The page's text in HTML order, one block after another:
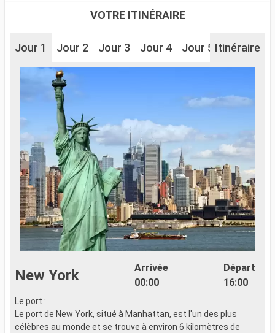
VOTRE ITINÉRAIRE
Jour 1 Jour 2 Jour 3 Jour 4 Jour 5 Jour 6
Itinéraire
New York
Arrivée
00:00
Départ
16:00
Le port :
Le port de New York, situé à Manhattan, est l'un des plus
célèbres au monde et se trouve à environ 6 kilomètres de